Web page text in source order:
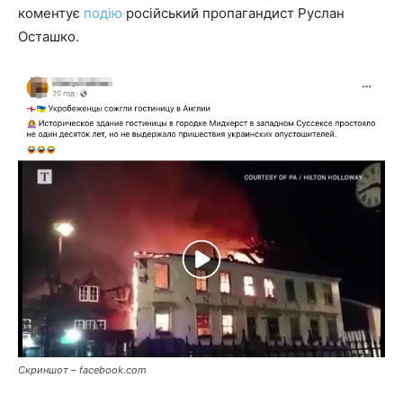
коментує подію російський пропагандист Руслан
Осташко.
Скриншот – facebook.com